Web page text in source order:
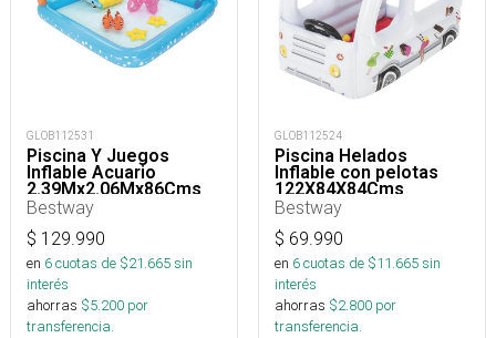
GLOB112531
Piscina Y Juegos
Inflable Acuario
2.39Mx2.06Mx86Cms
Bestway
$ 129.990
en 6cuotas de $21.665sin
interés
ahorras $5.200 por
transferencia.
GLOB112524
Piscina Helados
Inflable con pelotas
122X84X84Cms
Bestway
$ 69.990
en 6cuotas de $11.665sin
interés
ahorras $2.800 por
transferencia.